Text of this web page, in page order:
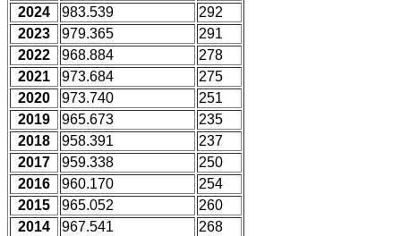
2024
983.539
292
2023
979.365
291
2022
968.884
278
2021
973.684
275
2020
973.740
251
2019
965.673
235
2018
958.391
237
2017
959.338
250
2016
960.170
254
2015
965.052
260
2014
967.541
268